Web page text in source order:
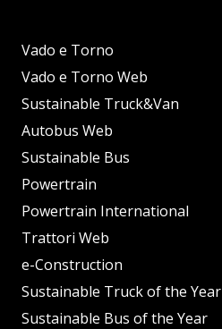
Vado e Torno
Vado e Torno Web
Sustainable Truck&Van
Autobus Web
Sustainable Bus
Powertrain
Powertrain International
Trattori Web
e-Construction
Sustainable Truck of the Year
Sustainable Bus of the Year